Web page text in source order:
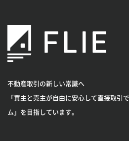
不動産取引の新しい常識へ
「買主と売主が自由に安心して直接取引
ム」を目指しています。